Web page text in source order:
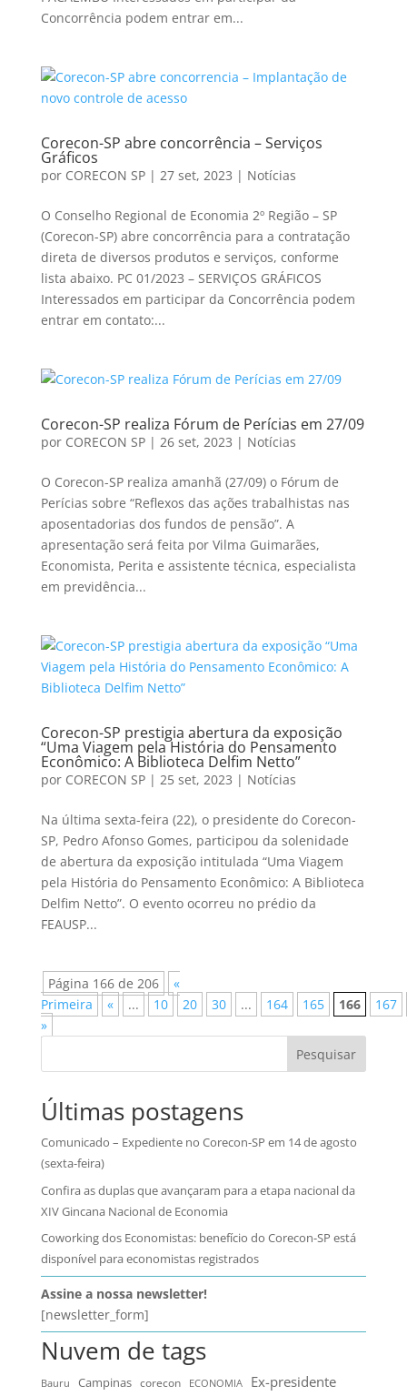
Concorrência podem entrar em...
Corecon-SP abre concorrência – Serviços
Gráficos
por CORECON SP| 27 set, 2023 | Notícias
O Conselho Regional de Economia 2º Região – SP
(Corecon-SP) abre concorrência para a contratação
direta de diversos produtos e serviços, conforme
lista abaixo. PC 01/2023 – SERVIÇOS GRÁFICOS
Interessados em participar da Concorrência podem
entrar em contato:...
Corecon-SP realiza Fórum de Perícias em 27/09
por CORECON SP| 26 set, 2023 | Notícias
O Corecon-SP realiza amanhã (27/09) o Fórum de
Perícias sobre “Reflexos das ações trabalhistas nas
aposentadorias dos fundos de pensão”. A
apresentação será feita por Vilma Guimarães,
Economista, Perita e assistente técnica, especialista
em previdência...
Corecon-SP prestigia abertura da exposição
“Uma Viagem pela História do Pensamento
Econômico: A Biblioteca Delfim Netto”
por CORECON SP| 25 set, 2023 | Notícias
Na última sexta-feira (22), o presidente do Corecon-
SP, Pedro Afonso Gomes, participou da solenidade
de abertura da exposição intitulada “Uma Viagem
pela História do Pensamento Econômico: A Biblioteca
Delfim Netto”. O evento ocorreu no prédio da
FEAUSP...
Página 166 de 206
«
Primeira
« ... 10 20 30 ... 164 165 166
167
»
Pesquisar
Últimas postagens
Comunicado – Expediente no Corecon-SP em 14 de agosto
(sexta-feira)
Confira as duplas que avançaram para a etapa nacional da
XIV Gincana Nacional de Economia
Coworking dos Economistas: benefício do Corecon-SP está
disponível para economistas registrados
Assine a nossa newsletter!
[newsletter_form]
Nuvem de tags
Bauru Campinas corecon ECONOMIA Ex-presidente